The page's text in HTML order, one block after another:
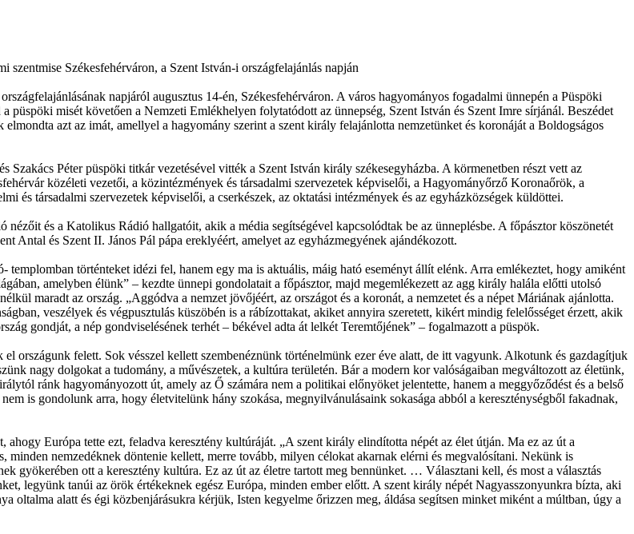
Székesfehérváron, a Szent István-i országfelajánlás napján
napjáról augusztus 14-én, Székesfehérváron. A város hagyományos fogadalmi ünnepén a Püspöki
püspöki misét követően a Nemzeti Emlékhelyen folytatódott az ünnepség, Szent István és Szent Imre sírjánál. Beszédet
azt az imát, amellyel a hagyomány szerint a szent király felajánlotta nemzetünket és koronáját a Boldogságos
Péter püspöki titkár vezetésével vitték a Szent István király székesegyházba. A körmenetben részt vett az
közéleti vezetői, a közintézmények és társadalmi szervezetek képviselői, a Hagyományőrző Koronaőrök, a
és társadalmi szervezetek képviselői, a cserkészek, az oktatási intézmények és az egyházközségek küldöttei.
és a Katolikus Rádió hallgatóit, akik a média segítségével kapcsolódtak be az ünneplésbe. A főpásztor köszönetét
Antal és Szent II. János Pál pápa ereklyéért, amelyet az egyházmegyének ajándékozott.
történteket idézi fel, hanem egy ma is aktuális, máig ható eseményt állít elénk. Arra emlékeztet, hogy amiként
amelyben élünk” – kezdte ünnepi gondolatait a főpásztor, majd megemlékezett az agg király halála előtti utolsó
maradt az ország. „Aggódva a nemzet jövőjéért, az országot és a koronát, a nemzetet és a népet Máriának ajánlotta.
veszélyek és végpusztulás küszöbén is a rábízottakat, akiket annyira szeretett, kikért mindig felelősséget érzett, akik
gondját, a nép gondviselésének terhét – békével adta át lelkét Teremtőjének” – fogalmazott a püspök.
országunk felett. Sok vésszel kellett szembenéznünk történelmünk ezer éve alatt, de itt vagyunk. Alkotunk és gazdagítjuk
nagy dolgokat a tudomány, a művészetek, a kultúra területén. Bár a modern kor valóságaiban megváltozott az életünk,
ránk hagyományozott út, amely az Ő számára nem a politikai előnyöket jelentette, hanem a meggyőződést és a belső
is gondolunk arra, hogy életvitelünk hány szokása, megnyilvánulásaink sokasága abból a kereszténységből fakadnak,
Európa tette ezt, feladva keresztény kultúráját. „A szent király elindította népét az élet útján. Ma ez az út a
nemzedéknek döntenie kellett, merre tovább, milyen célokat akarnak elérni és megvalósítani. Nekünk is
gyökerében ott a keresztény kultúra. Ez az út az életre tartott meg bennünket. … Választani kell, és most a választás
legyünk tanúi az örök értékeknek egész Európa, minden ember előtt. A szent király népét Nagyasszonyunkra bízta, aki
oltalma alatt és égi közbenjárásukra kérjük, Isten kegyelme őrizzen meg, áldása segítsen minket miként a múltban, úgy a